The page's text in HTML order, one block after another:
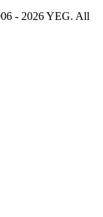
- 2026 YEG. All